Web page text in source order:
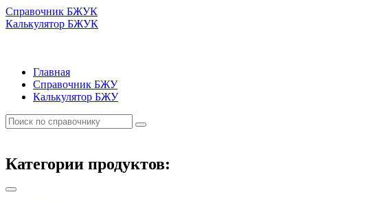
Справочник БЖУК
Калькулятор БЖУК
Главная
Справочник БЖУ
Калькулятор БЖУ
Категории продуктов: